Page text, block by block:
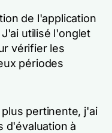
de l'application
utilisé l'onglet
vérifier les
périodes
pertinente, j'ai
d'évaluation à